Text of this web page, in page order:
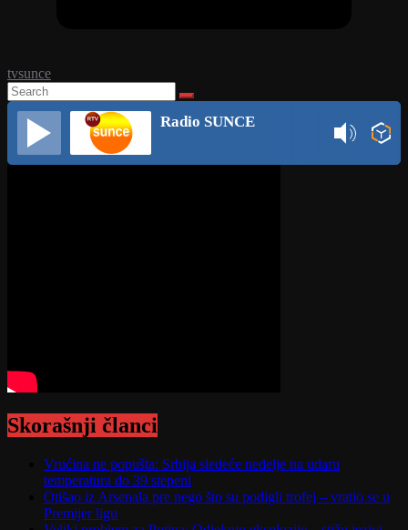
tvsunce
Radio SUNCE
Skorašnji članci
Vrućina ne popušta: Srbija sledeće nedelje na udaru
temperatura do 39 stepeni
Otišao iz Arsenala pre nego što su podigli trofej – vratio se u
Premijer ligu